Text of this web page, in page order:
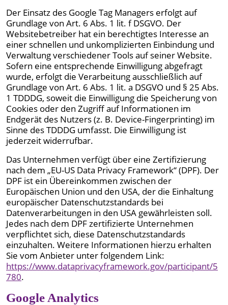
Der Einsatz des Google Tag Managers erfolgt auf
Grundlage von Art. 6 Abs. 1 lit. f DSGVO. Der
Websitebetreiber hat ein berechtigtes Interesse an
einer schnellen und unkomplizierten Einbindung und
Verwaltung verschiedener Tools auf seiner Website.
Sofern eine entsprechende Einwilligung abgefragt
wurde, erfolgt die Verarbeitung ausschließlich auf
Grundlage von Art. 6 Abs. 1 lit. a DSGVO und § 25 Abs.
1 TDDDG, soweit die Einwilligung die Speicherung von
Cookies oder den Zugriff auf Informationen im
Endgerät des Nutzers (z. B. Device-Fingerprinting) im
Sinne des TDDDG umfasst. Die Einwilligung ist
jederzeit widerrufbar.
Das Unternehmen verfügt über eine Zertifizierung
nach dem „EU-US Data Privacy Framework“ (DPF). Der
DPF ist ein Übereinkommen zwischen der
Europäischen Union und den USA, der die Einhaltung
europäischer Datenschutzstandards bei
Datenverarbeitungen in den USA gewährleisten soll.
Jedes nach dem DPF zertifizierte Unternehmen
verpflichtet sich, diese Datenschutzstandards
einzuhalten. Weitere Informationen hierzu erhalten
Sie vom Anbieter unter folgendem Link:
https://www.dataprivacyframework.gov/participant/5
780.
Google Analytics